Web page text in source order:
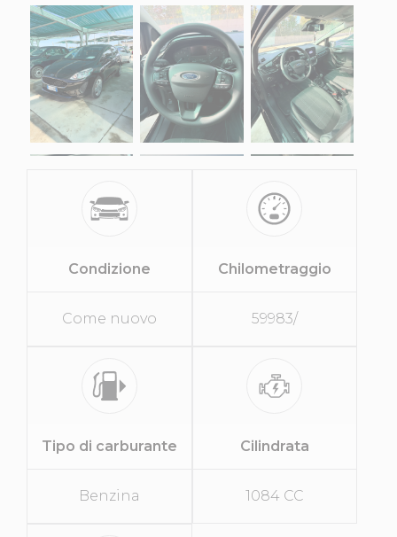
Condizione
Come nuovo
Chilometraggio
59983/
Tipo di carburante
Benzina
Cilindrata
1084 CC